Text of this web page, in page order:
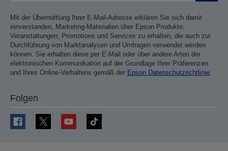
Mit der Übermittlung Ihrer E-Mail-Adresse erklären Sie sich damit
einverstanden, Marketing-Materialien über Epson Produkte,
Veranstaltungen, Promotions und Services zu erhalten, die auch zur
Durchführung von Marktanalysen und Umfragen verwendet werden
können. Sie erhalten diese per E-Mail oder über andere Arten der
elektronischen Kommunikation auf der Grundlage Ihrer Präferenzen
und Ihres Online-Verhaltens gemäß der Epson Datenschutzrichtlinie.
Folgen